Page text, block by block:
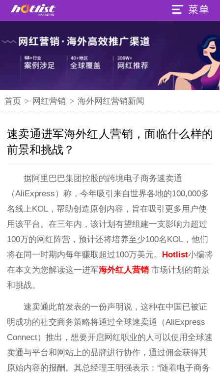
首页 > 网红营销 > 海外网红营销新闻
速卖通进军海外红人营销，面临什么样的
前景和挑战？
据阿里巴巴集团控股的跨境电子商务速卖通
（AliExpress）称，今年吸引来自世界各地的100,000多
名线上KOL，帮助创造原创内容，旨在吸引更多用户使
用该平台。在三年内，该计划有望组建一支影响力超过
100万的网红阵营，预计还将培养至少100名KOL，他们
将在同一时期内每年赚取超过100万美元。 Hotlist小编将
在本文为您解读这一进军海外红人营销 市场计划的前景
和挑战。
速卖通此前发表的一份声明说，这种在中国已被证
明成功的社交商务策略将通过全球速卖通（AliExpress
Connect）推出，想要开启网红职业的人可以使用全球速
卖通与平台和网站上的品牌进行协作，通过佣金获得其
原始内容的报酬。其总经理王明强表示：“随着电子商务